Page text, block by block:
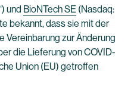
und BioNTech SE (Nasdaq:
bekannt, dass sie mit der
Vereinbarung zur Änderung
die Lieferung von COVID-
Union (EU) getroffen